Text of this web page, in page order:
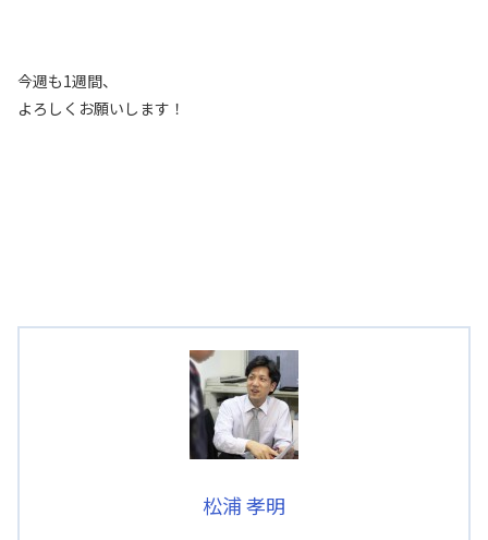
今週も1週間、
よろしくお願いします！
松浦 孝明